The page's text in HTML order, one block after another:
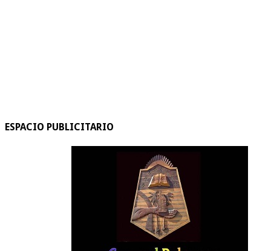
ESPACIO PUBLICITARIO